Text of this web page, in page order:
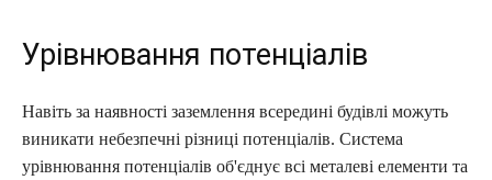
Урівнювання потенціалів
Навіть за наявності заземлення всередині будівлі можуть
виникати небезпечні різниці потенціалів. Система
урівнювання потенціалів об'єднує всі металеві елементи та